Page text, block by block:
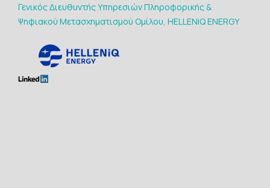
Γενικός Διευθυντής Υπηρεσιών Πληροφορικής &
Ψηφιακού Μετασχηματισμού Ομίλου, HELLENiQ ENERGY